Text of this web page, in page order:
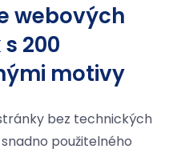
webových
200
motivy
bez technických
použitelného